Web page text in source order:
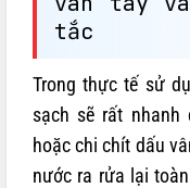
tắc
Trong thực tế sử
sạch sẽ rất
hoặc chi chít dấu
nước ra rửa lại